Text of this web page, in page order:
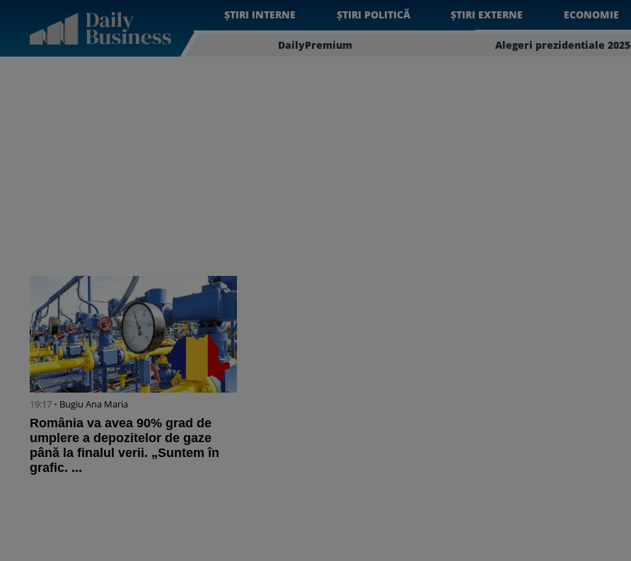
ȘTIRI INTERNE ȘTIRI POLITICĂ ȘTIRI EXTERNE ECONOMIE
DailyPremium Alegeri prezidentiale 2025
19:17 • Bugiu ⁠Ana Maria
România va avea 90% grad de
umplere a depozitelor de gaze
până la finalul verii. „Suntem în
grafic. ...